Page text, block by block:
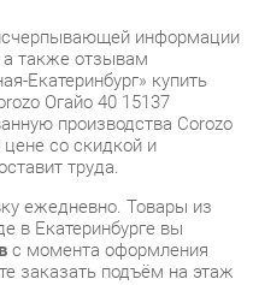
производства Corozo
со скидкой и
труда.
ежедневно. Товары из
в Екатеринбурге вы
момента оформления
подъём на этаж
товаров, находящихся
индивидуально.
доставки вы можете